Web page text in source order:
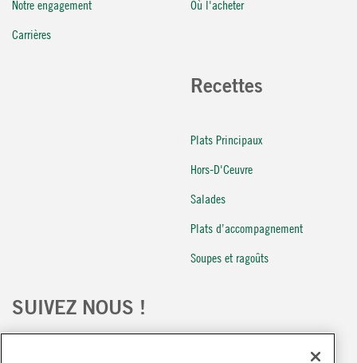
Notre engagement
Carrières
Où l'acheter
Recettes
Plats Principaux
Hors-D'Ceuvre
Salades
Plats d’accompagnement
Soupes et ragoûts
SUIVEZ NOUS !